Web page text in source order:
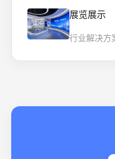
展览展示
行业解决方